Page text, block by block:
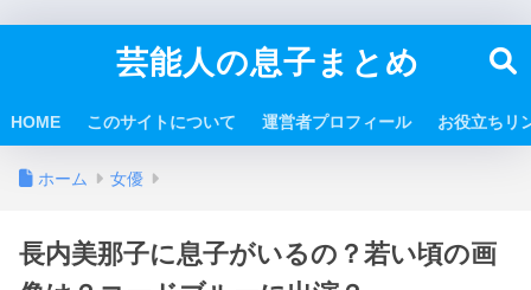
芸能人の息子まとめ
HOME このサイトについて 運営者プロフィール お役立ちリ
ホーム 女優
長内美那子に息子がいるの？若い頃の画